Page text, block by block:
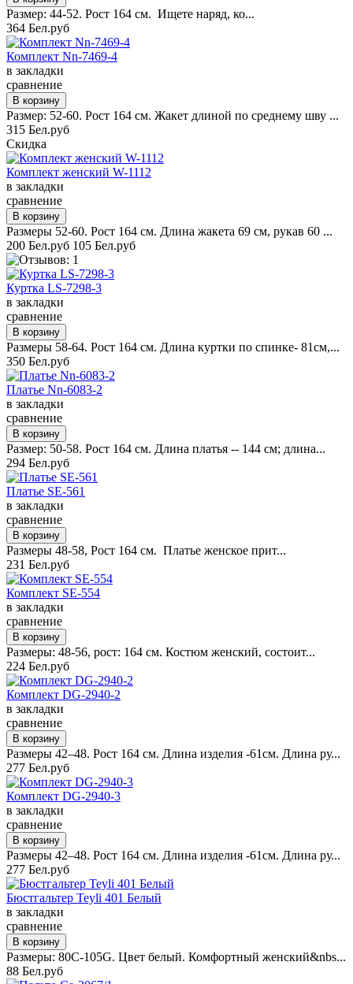
Размер: 44-52. Рост 164 см. Ищете наряд, ко...
364 Бел.руб
Комплект Nn-7469-4
в закладки
сравнение
Размер: 52-60. Рост 164 см. Жакет длиной по среднему шву ...
315 Бел.руб
Скидка
Комплект женский W-1112
в закладки
сравнение
Размеры 52-60. Рост 164 см. Длина жакета 69 см, рукав 60 ...
200 Бел.руб 105 Бел.руб
Куртка LS-7298-3
в закладки
сравнение
Размеры 58-64. Рост 164 см. Длина куртки по спинке- 81см,...
350 Бел.руб
Платье Nn-6083-2
в закладки
сравнение
Размер: 50-58. Рост 164 см. Длина платья -- 144 см; длина...
294 Бел.руб
Платье SE-561
в закладки
сравнение
Размеры 48-58, Рост 164 см. Платье женское прит...
231 Бел.руб
Комплект SE-554
в закладки
сравнение
Размеры: 48-56, рост: 164 см. Костюм женский, состоит...
224 Бел.руб
Комплект DG-2940-2
в закладки
сравнение
Размеры 42–48. Рост 164 см. Длина изделия -61см. Длина ру...
277 Бел.руб
Комплект DG-2940-3
в закладки
сравнение
Размеры 42–48. Рост 164 см. Длина изделия -61см. Длина ру...
277 Бел.руб
Бюстгальтер Teyli 401 Белый
в закладки
сравнение
Размеры: 80C-105G. Цвет белый. Комфортный женский&nbs...
88 Бел.руб